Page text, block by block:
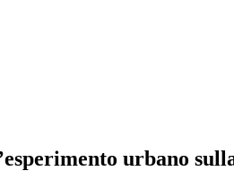
urbano